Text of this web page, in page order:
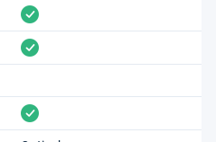
vorhanden
vorhanden
vorhanden